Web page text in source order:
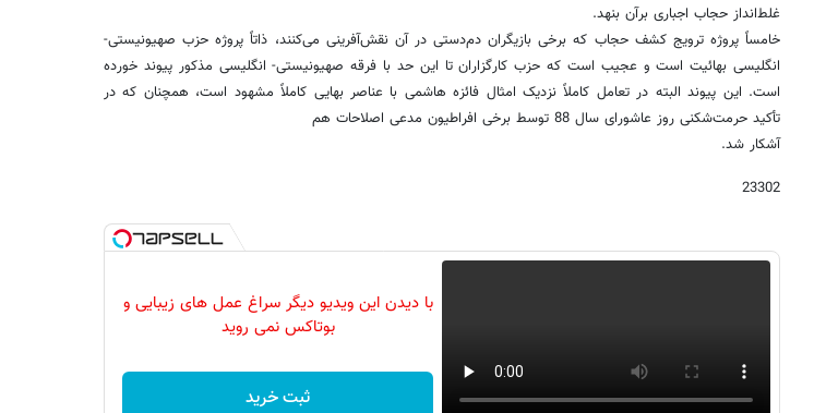
غلط‌انداز حجاب اجباری برآن بنهد.
خامساً پروژه ترویج کشف حجاب که برخی بازیگران دم‌دستی در آن نقش‌آفرینی می‌کنند، ذاتاً پروژه حزب صهیونیستی-
انگلیسی بهائیت است و عجیب است که حزب کارگزاران تا این حد با فرقه صهیونیستی- انگلیسی مذکور پیوند خورده
است. این پیوند البته در تعامل کاملاً نزدیک امثال فائزه هاشمی با عناصر بهایی کاملاً مشهود است، همچنان که در
تأکید حرمت‌شکنی روز عاشورای سال 88 توسط برخی افراطیون مدعی اصلاحات هم
آشکار شد.
23302
با دیدن این ویدیو دیگر سراغ عمل های زیبایی و
بوتاکس نمی روید
ثبت خرید